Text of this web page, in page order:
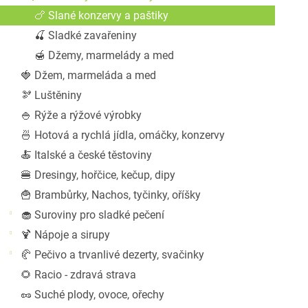
a
n
🍗 Slané konzervy a paštiky
🍒 Sladké zavařeniny
🍯 Džemy, marmelády a med
🍓 Džem, marmeláda a med
🫘 Luštěniny
🍚 Rýže a rýžové výrobky
🍜 Hotová a rychlá jídla, omáčky, konzervy
🍝 Italské a české těstoviny
🍔 Dresingy, hořčice, kečup, dipy
🍟 Brambůrky, Nachos, tyčinky, oříšky
🧁 Suroviny pro sladké pečení
🍹 Nápoje a sirupy
🥐 Pečivo a trvanlivé dezerty, svačinky
🌻 Racio - zdravá strava
🥜 Suché plody, ovoce, ořechy